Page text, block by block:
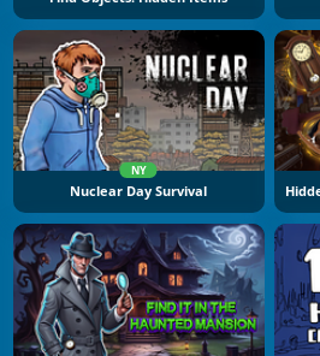
NY
Nuclear Day Survival